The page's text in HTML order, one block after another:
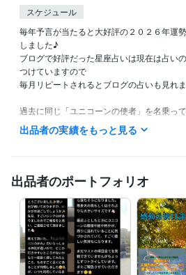
スケジュール
毎年予言が当たると大好評の２０２６年運
しました♪
ブログで好評だった星座占いは現在は占い
つけていますので
毎月リピートされるとブログの占いも見れま
過去に同じ「ユニコーンの使者」を名乗っ
師さんが株式会社から商標権侵害で訴えら
た件について私とは一切関係がありません
通す方法を学んで開示請求されても特定さ
士は怖くない」と言ってまた中傷が繰り返
私は他の出品者達と繋がって情報収集も個
じられないならココナラで1度も占ったこ
理購入して下さい。
家族のことも当たってると信頼されてます。
中傷は死ぬまで続くと思います。騙されな
出品者の実績をもっと見る
出品者のポートフォリオ